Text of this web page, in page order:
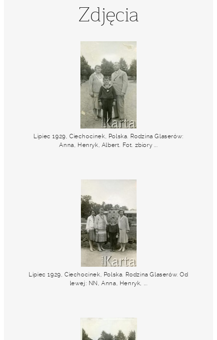
Zdjęcia
Lipiec 1929, Ciechocinek, Polska. Rodzina Glaserów:
Anna, Henryk, Albert. Fot. zbiory ...
Lipiec 1929, Ciechocinek, Polska. Rodzina Glaserów. Od
lewej: NN, Anna, Henryk, ...